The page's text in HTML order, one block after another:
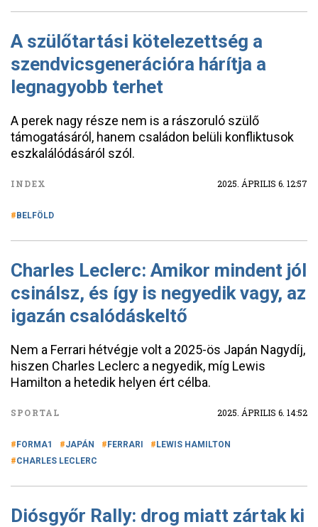
A szülőtartási kötelezettség a
szendvicsgenerációra hárítja a
legnagyobb terhet
A perek nagy része nem is a rászoruló szülő
támogatásáról, hanem családon belüli konfliktusok
eszkalálódásáról szól.
INDEX 2025. ÁPRILIS 6. 12:57
BELFÖLD
Charles Leclerc: Amikor mindent jól
csinálsz, és így is negyedik vagy, az
igazán csalódáskeltő
Nem a Ferrari hétvégje volt a 2025-ös Japán Nagydíj,
hiszen Charles Leclerc a negyedik, míg Lewis
Hamilton a hetedik helyen ért célba.
SPORTAL 2025. ÁPRILIS 6. 14:52
FORMA1 JAPÁN FERRARI
LEWIS HAMILTON
CHARLES LECLERC
Diósgyőr Rally: drog miatt zártak ki